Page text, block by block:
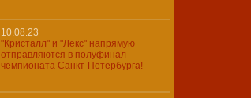
10.08.23
"Кристалл" и "Лекс" напрямую
отправляются в полуфинал
чемпионата Санкт-Петербурга!